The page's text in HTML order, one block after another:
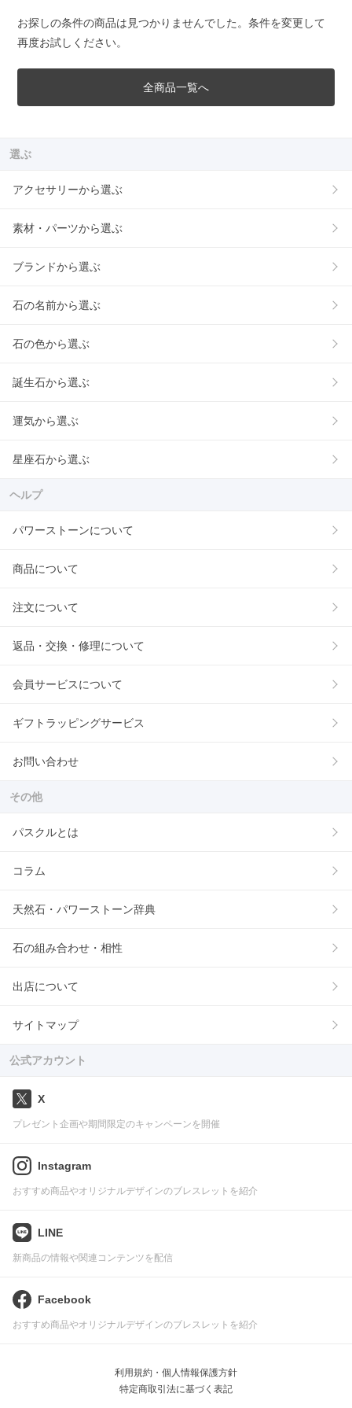
お探しの条件の商品は見つかりませんでした。条件を変更して
再度お試しください。
全商品一覧へ
選ぶ
アクセサリーから選ぶ
素材・パーツから選ぶ
ブランドから選ぶ
石の名前から選ぶ
石の色から選ぶ
誕生石から選ぶ
運気から選ぶ
星座石から選ぶ
ヘルプ
パワーストーンについて
商品について
注文について
返品・交換・修理について
会員サービスについて
ギフトラッピングサービス
お問い合わせ
その他
パスクルとは
コラム
天然石・パワーストーン辞典
石の組み合わせ・相性
出店について
サイトマップ
公式アカウント
X
プレゼント企画や期間限定のキャンペーンを開催
Instagram
おすすめ商品やオリジナルデザインのブレスレットを紹介
LINE
新商品の情報や関連コンテンツを配信
Facebook
おすすめ商品やオリジナルデザインのブレスレットを紹介
利用規約・個人情報保護方針
特定商取引法に基づく表記